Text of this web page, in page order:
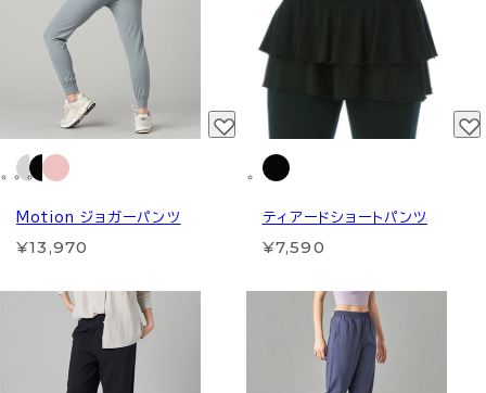
Motion ジョガーパンツ
¥13,970
ティアードショートパンツ
¥7,590